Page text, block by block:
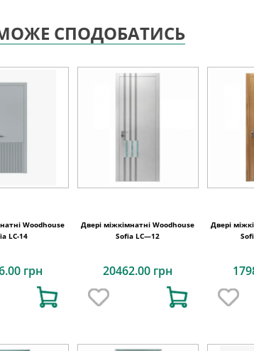
СПОДОБАТИСЬ
Woodhouse
LC-14
грн
Двері міжкімнатні Woodhouse
Sofia LC—12
20462.00 грн
Двері